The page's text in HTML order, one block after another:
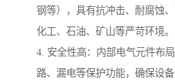
钢等），具有抗冲击、耐腐蚀
化工、石油、矿山等严苛环境。
4. 安全性高：内部电气元件布
路、漏电等保护功能，确保设备